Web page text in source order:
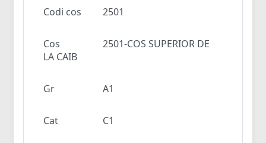
Codi cos 2501
Cos
2501-COS SUPERIOR DE
LA CAIB
Gr A1
Cat C1